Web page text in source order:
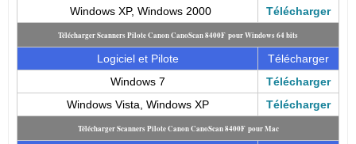
Windows XP, Windows 2000 Télécharger
Télécharger Scanners Pilote Canon CanoScan 8400F pour Windows 64 bits
Logiciel et Pilote
Télécharger
Windows 7
Télécharger
Windows Vista, Windows XP
Télécharger
Télécharger Scanners Pilote Canon CanoScan 8400F pour Mac